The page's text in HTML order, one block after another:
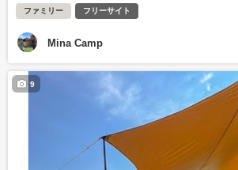
ファミリー フリーサイト
Mina Camp
9